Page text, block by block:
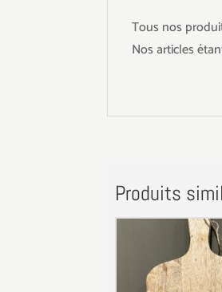
Tous nos
Nos articles
Produits